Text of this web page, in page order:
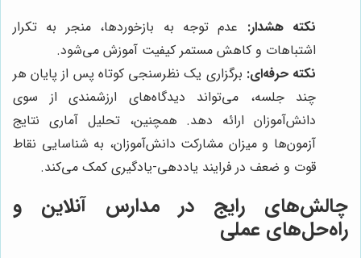
نکته هشدار: عدم توجه به بازخوردها، منجر به تکرار
اشتباهات و کاهش مستمر کیفیت آموزش می‌شود.
نکته حرفه‌ای: برگزاری یک نظرسنجی کوتاه پس از پایان هر
چند جلسه، می‌تواند دیدگاه‌های ارزشمندی از سوی
دانش‌آموزان ارائه دهد. همچنین، تحلیل آماری نتایج
آزمون‌ها و میزان مشارکت دانش‌آموزان، به شناسایی نقاط
قوت و ضعف در فرایند یاددهی-یادگیری کمک می‌کند.
چالش‌های رایج در مدارس آنلاین و
راه‌حل‌های عملی